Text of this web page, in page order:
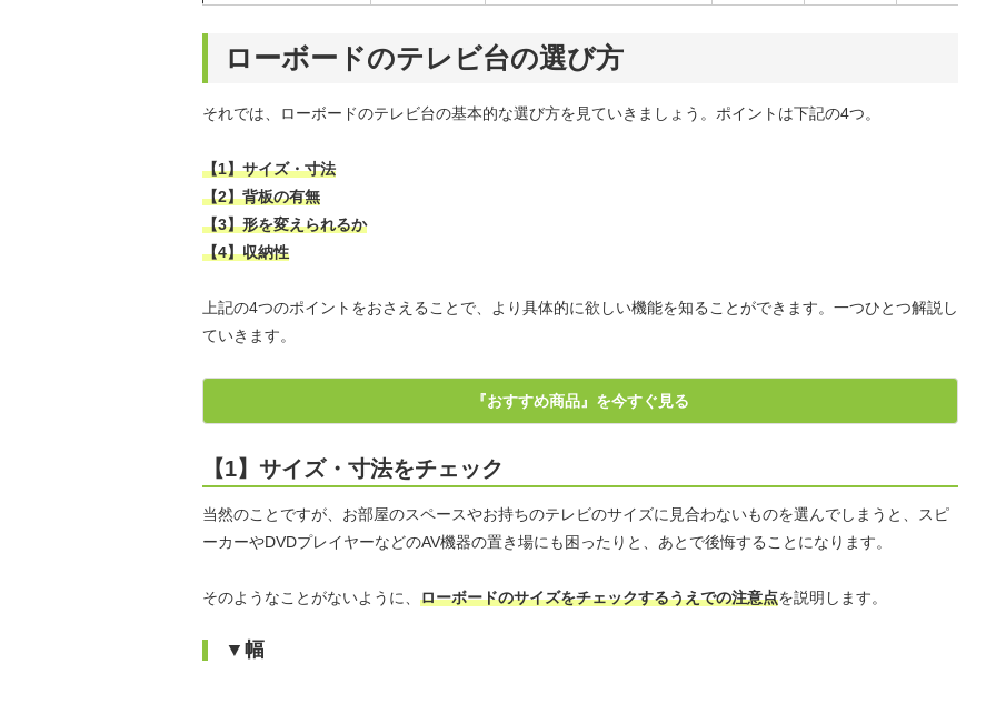
ローボードのテレビ台の選び方
それでは、ローボードのテレビ台の基本的な選び方を見ていきましょう。ポイントは下記の4つ。
【1】サイズ・寸法
【2】背板の有無
【3】形を変えられるか
【4】収納性
上記の4つのポイントをおさえることで、より具体的に欲しい機能を知ることができます。一つひとつ解説し
ていきます。
『おすすめ商品』を今すぐ見る
【1】サイズ・寸法をチェック
当然のことですが、お部屋のスペースやお持ちのテレビのサイズに見合わないものを選んでしまうと、スピ
ーカーやDVDプレイヤーなどのAV機器の置き場にも困ったりと、あとで後悔することになります。
そのようなことがないように、 ローボードのサイズをチェックするうえでの注意点を説明します。
▼幅